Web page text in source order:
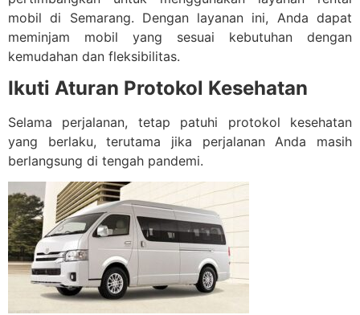
mobil di Semarang. Dengan layanan ini, Anda dapat
meminjam mobil yang sesuai kebutuhan dengan
kemudahan dan fleksibilitas.
Ikuti Aturan Protokol Kesehatan
Selama perjalanan, tetap patuhi protokol kesehatan
yang berlaku, terutama jika perjalanan Anda masih
berlangsung di tengah pandemi.